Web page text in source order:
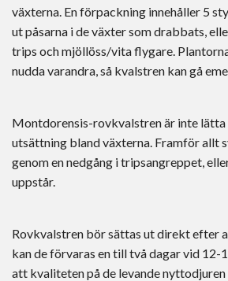
växterna. En förpackning innehåller 5
ut påsarna i de växter som drabbats,
trips och mjöllöss/vita flygare.
nudda varandra, så kvalstren kan gå
Montdorensis-rovkvalstren är inte
utsättning bland växterna. Framför allt
genom en nedgång i tripsangreppet,
uppstår.
Rovkvalstren bör sättas ut direkt efter
kan de förvaras en till två dagar vid 12-
att kvaliteten på de levande